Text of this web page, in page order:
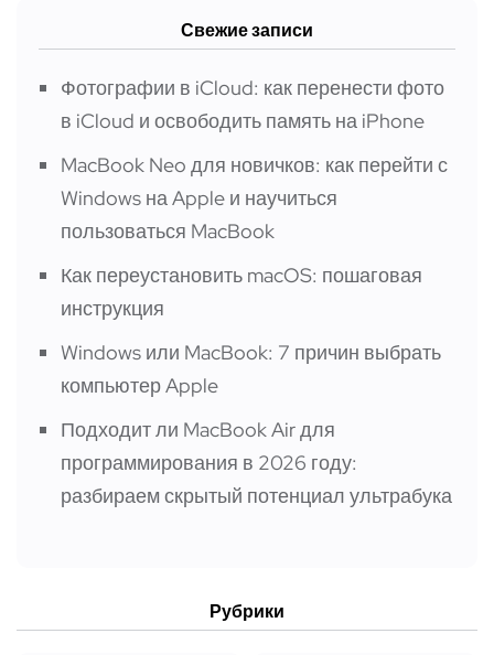
Свежие записи
Фотографии в iCloud: как перенести фото
в iCloud и освободить память на iPhone
MacBook Neo для новичков: как перейти с
Windows на Apple и научиться
пользоваться MacBook
Как переустановить macOS: пошаговая
инструкция
Windows или MacBook: 7 причин выбрать
компьютер Apple
Подходит ли MacBook Air для
программирования в 2026 году:
разбираем скрытый потенциал ультрабука
Рубрики